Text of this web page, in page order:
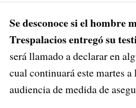
Se desconoce si el hombre
Trespalacios entregó su
será llamado a declarar en
cual continuará este martes
audiencia de medida de